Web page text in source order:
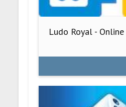
Ludo Royal -